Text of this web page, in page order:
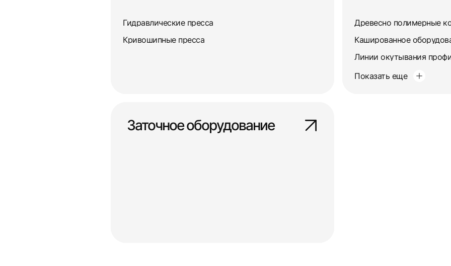
Гидравлические пресса
Кривошипные пресса
Древесно полимерные
Кашированное
Линии окутывания
Показать еще
Заточное оборудование